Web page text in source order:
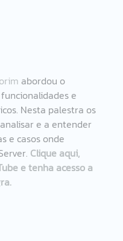
abordou o
e
Nesta palestra os
e a entender
e casos onde
Clique aqui,
e tenha acesso a